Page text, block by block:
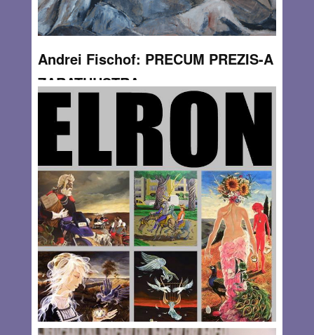
Andrei Fischof: PRECUM PREZIS-A
ZARATHUSTRA
Să se fi micşorat oare oasele arborilor În tăcerea lor de
nerecunoscut , Înnobilată de basme, Ori copilul, copilul din
mine A crescut Strivind pasul între veşti Ivite a
neaşteptare ?
MAY 21, 2013 0 COMMENTS